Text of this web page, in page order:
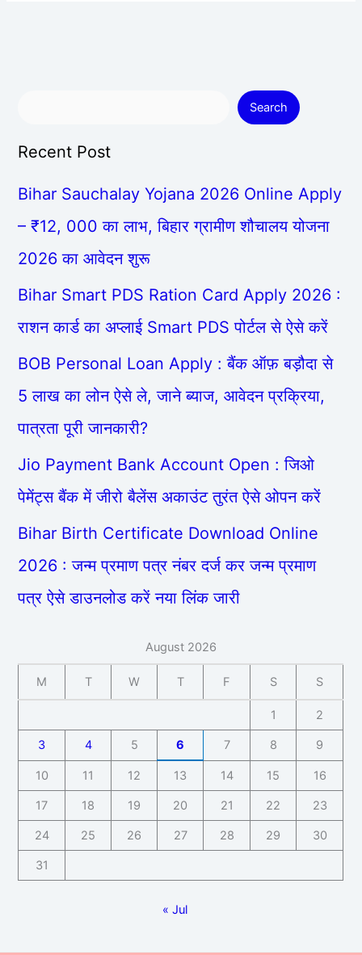
Search
Recent Post
Bihar Sauchalay Yojana 2026 Online Apply
– ₹12, 000 का लाभ, बिहार ग्रामीण शौचालय योजना
2026 का आवेदन शुरू
Bihar Smart PDS Ration Card Apply 2026 :
राशन कार्ड का अप्लाई Smart PDS पोर्टल से ऐसे करें
BOB Personal Loan Apply : बैंक ऑफ़ बड़ौदा से
5 लाख का लोन ऐसे ले, जाने ब्याज, आवेदन प्रक्रिया,
पात्रता पूरी जानकारी?
Jio Payment Bank Account Open : जिओ
पेमेंट्स बैंक में जीरो बैलेंस अकाउंट तुरंत ऐसे ओपन करें
Bihar Birth Certificate Download Online
2026 : जन्म प्रमाण पत्र नंबर दर्ज कर जन्म प्रमाण
पत्र ऐसे डाउनलोड करें नया लिंक जारी
August 2026
M T W T F S S
1 2
3 4 5 6 7 8 9
10 11 12 13 14 15 16
17 18 19 20 21 22 23
24 25 26 27 28 29 30
31
« Jul